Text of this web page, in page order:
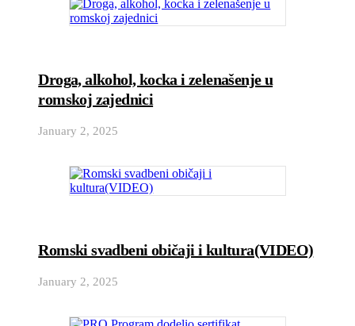
Droga, alkohol, kocka i zelenašenje u
romskoj zajednici
January 2, 2025
Romski svadbeni običaji i kultura(VIDEO)
January 2, 2025